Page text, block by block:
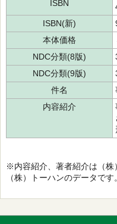
ISBN
ISBN(新)
本体価格
NDC分類(8版)
NDC分類(9版)
件名
内容紹介
※内容紹介、著者紹介は（株
（株）トーハンのデータです。